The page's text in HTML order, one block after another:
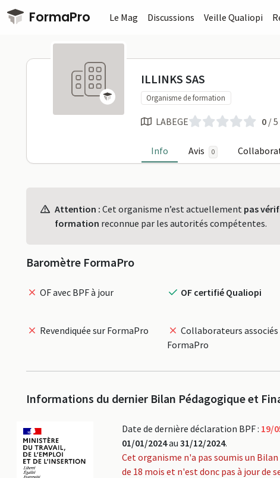
Passer au contenu principal
FormaPro Le Mag Discussions Veille Qualiopi
ILLINKS SAS
ILLINKS SAS
Organisme de formation
LABEGE 0 / 5
Info Avis 0
ProfilAttention : Cet organisme n’est actuellement pas
formation reconnue par les autorités compétentes.
Baromètre FormaPro
OF avec BPF à jour OF certifié Qualiopi
Revendiquée sur FormaPro
Collaborateurs associés
FormaPro
Informations du dernier Bilan Pédagogique et
Date de dernière déclaration BPF : 19/
01/01/2024au 31/12/2024.
Cet organisme n'a pas soumis un
de 18 mois et n'est donc pas à jour de